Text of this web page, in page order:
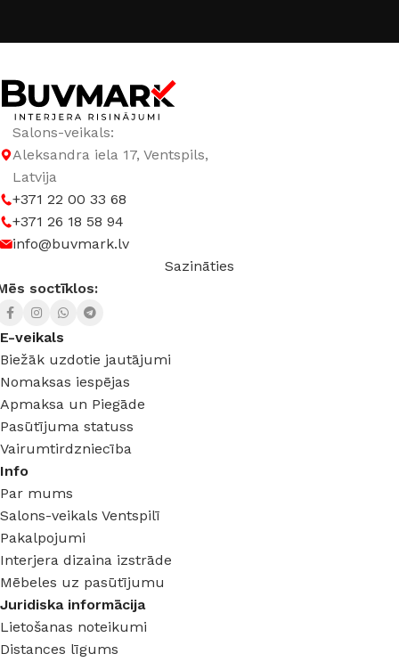
Salons-veikals:
Aleksandra iela 17, Ventspils,
Latvija
+371 22 00 33 68
+371 26 18 58 94
info@buvmark.lv
Sazināties
soctīklos:
E-veikals
Biežāk uzdotie jautājumi
Nomaksas iespējas
Apmaksa un Piegāde
Pasūtījuma statuss
Vairumtirdzniecība
Info
Par mums
Salons-veikals Ventspilī
Pakalpojumi
Interjera dizaina izstrāde
Mēbeles uz pasūtījumu
Juridiska informācija
Lietošanas noteikumi
Distances līgums